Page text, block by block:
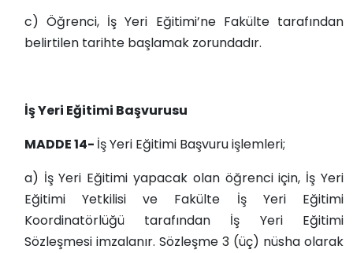
c) Öğrenci, İş Yeri Eğitimi’ne Fakülte tarafından
belirtilen tarihte başlamak zorundadır.
İş Yeri Eğitimi Başvurusu
MADDE 14- İş Yeri Eğitimi Başvuru işlemleri;
a) İş Yeri Eğitimi yapacak olan öğrenci için, İş Yeri
Eğitimi Yetkilisi ve Fakülte İş Yeri Eğitimi
Koordinatörlüğü tarafından İş Yeri Eğitimi
Sözleşmesi imzalanır. Sözleşme 3 (üç) nüsha olarak